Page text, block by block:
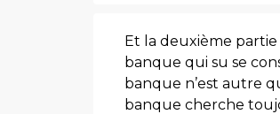
Et la deuxième
banque qui su se
banque n’est autre
banque cherche